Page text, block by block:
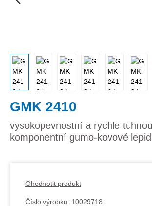
GMK 2410
vysokopevnostní a rychle
komponentní gumo-kovové
Ohodnotit produkt
Číslo výrobku: 10029718